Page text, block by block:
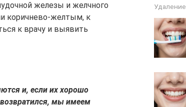
железы и желчного
коричнево-желтым, к
к врачу и выявить
и, если их хорошо
мы имеем
Удаление